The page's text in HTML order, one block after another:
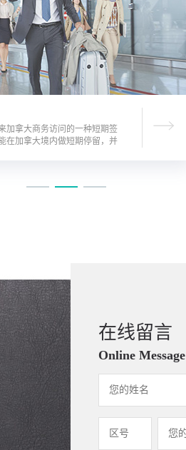
加拿大商务访问的一种短期签
在加拿大境内做短期停留，并
在线留言
Online Message